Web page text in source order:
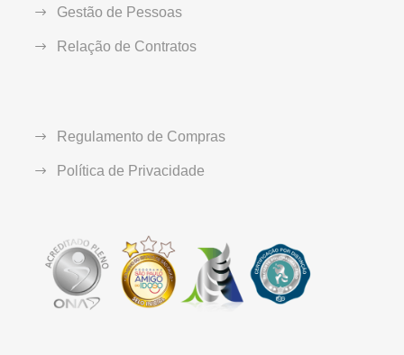
Gestão de Pessoas
Relação de Contratos
Regulamento de Compras
Política de Privacidade